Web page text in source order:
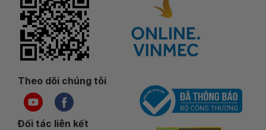
Theo dõi chúng tôi
Đối tác liên kết